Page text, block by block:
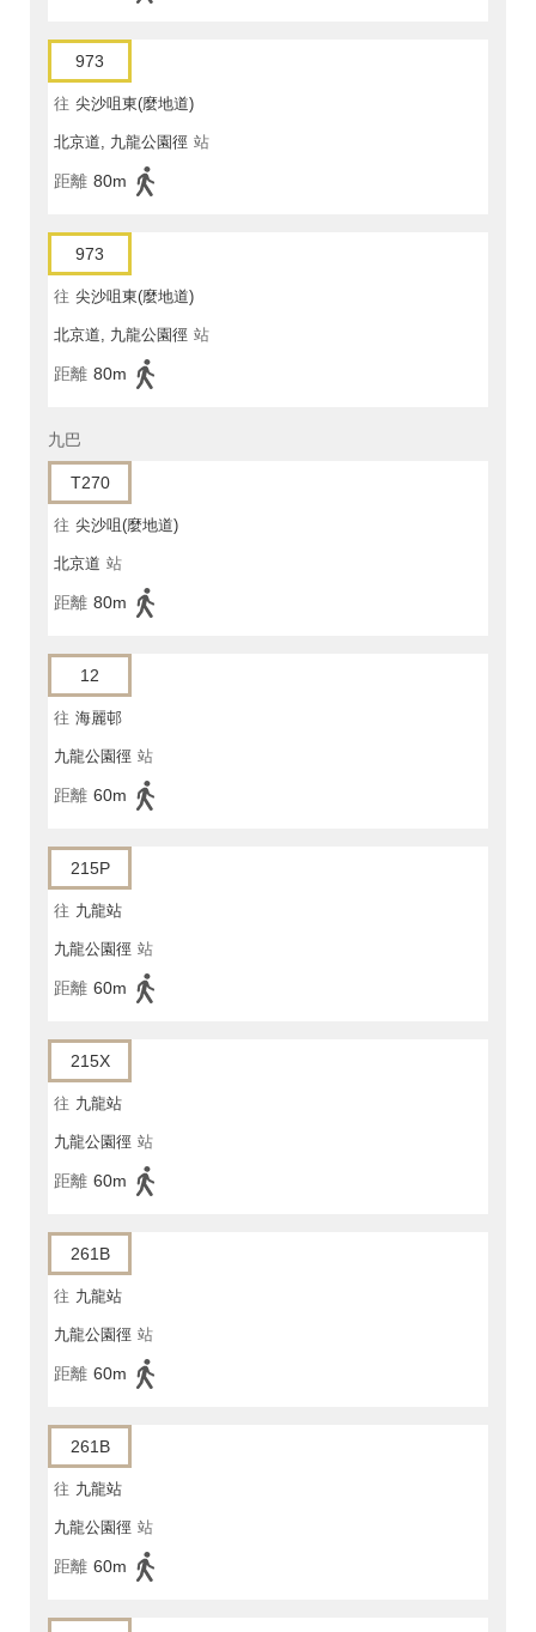
973
往 尖沙咀東(麼地道)
北京道, 九龍公園徑 站
距離 80m
973
往 尖沙咀東(麼地道)
北京道, 九龍公園徑 站
距離 80m
九巴
T270
往 尖沙咀(麼地道)
北京道 站
距離 80m
12
往 海麗邨
九龍公園徑 站
距離 60m
215P
往 九龍站
九龍公園徑 站
距離 60m
215X
往 九龍站
九龍公園徑 站
距離 60m
261B
往 九龍站
九龍公園徑 站
距離 60m
261B
往 九龍站
九龍公園徑 站
距離 60m